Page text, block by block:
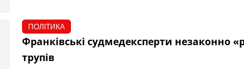
ПОЛІТИКА
Франківські судмедексперти незаконно
трупів